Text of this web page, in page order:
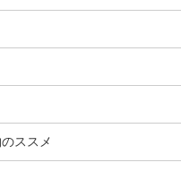
ススメ